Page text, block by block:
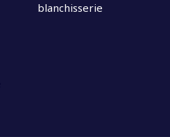
blanchisserie